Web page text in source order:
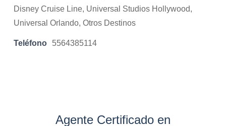
Disney Cruise Line, Universal Studios Hollywood,
Universal Orlando, Otros Destinos
Teléfono 5564385114